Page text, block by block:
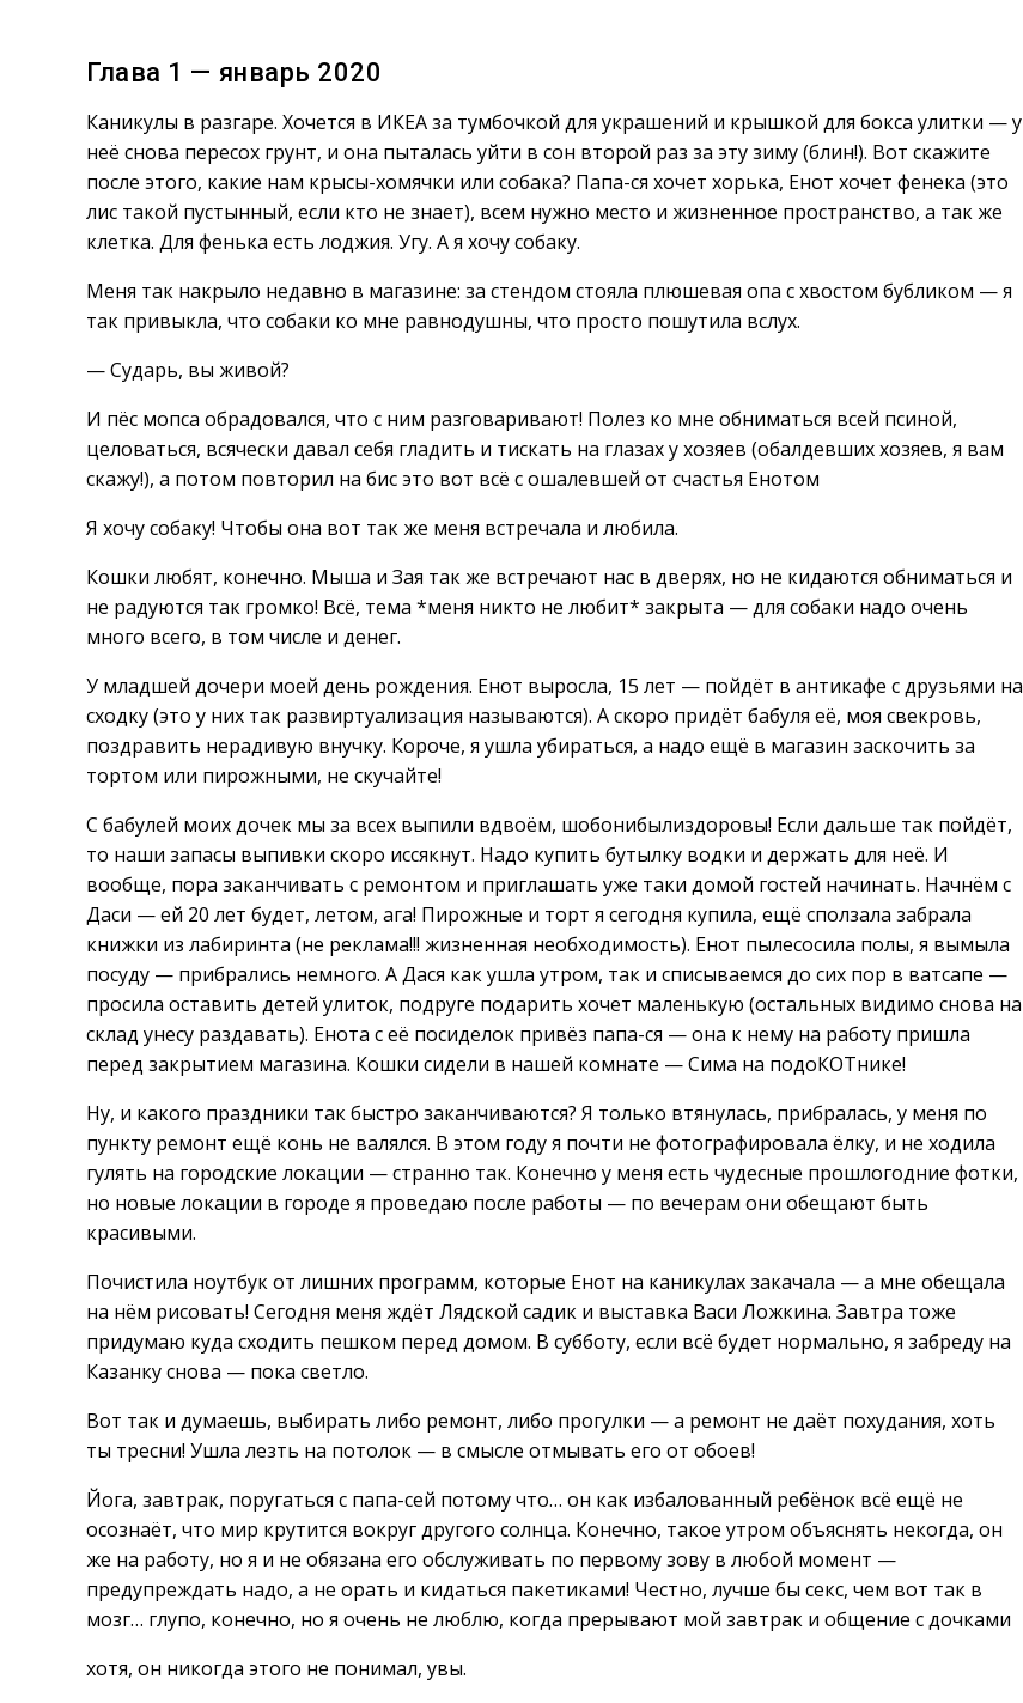
Глава 1 — январь 2020
Каникулы в разгаре. Хочется в ИКЕА за тумбочкой для украшений и крышкой для бокса улитки — у
неё снова пересох грунт, и она пыталась уйти в сон второй раз за эту зиму (блин!). Вот скажите
после этого, какие нам крысы-хомячки или собака? Папа-ся хочет хорька, Енот хочет фенека (это
лис такой пустынный, если кто не знает), всем нужно место и жизненное пространство, а так же
клетка. Для фенька есть лоджия. Угу. А я хочу собаку.
Меня так накрыло недавно в магазине: за стендом стояла плюшевая опа с хвостом бубликом — я
так привыкла, что собаки ко мне равнодушны, что просто пошутила вслух.
— Сударь, вы живой?
И пёс мопса обрадовался, что с ним разговаривают! Полез ко мне обниматься всей псиной,
целоваться, всячески давал себя гладить и тискать на глазах у хозяев (обалдевших хозяев, я вам
скажу!), а потом повторил на бис это вот всё с ошалевшей от счастья Енотом
Я хочу собаку! Чтобы она вот так же меня встречала и любила.
Кошки любят, конечно. Мыша и Зая так же встречают нас в дверях, но не кидаются обниматься и
не радуются так громко! Всё, тема *меня никто не любит* закрыта — для собаки надо очень
много всего, в том числе и денег.
У младшей дочери моей день рождения. Енот выросла, 15 лет — пойдёт в антикафе с друзьями на
сходку (это у них так развиртуализация называются). А скоро придёт бабуля её, моя свекровь,
поздравить нерадивую внучку. Короче, я ушла убираться, а надо ещё в магазин заскочить за
тортом или пирожными, не скучайте!
С бабулей моих дочек мы за всех выпили вдвоём, шобонибылиздоровы! Если дальше так пойдёт,
то наши запасы выпивки скоро иссякнут. Надо купить бутылку водки и держать для неё. И
вообще, пора заканчивать с ремонтом и приглашать уже таки домой гостей начинать. Начнём с
Даси — ей 20 лет будет, летом, ага! Пирожные и торт я сегодня купила, ещё сползала забрала
книжки из лабиринта (не реклама!!! жизненная необходимость). Енот пылесосила полы, я вымыла
посуду — прибрались немного. А Дася как ушла утром, так и списываемся до сих пор в ватсапе —
просила оставить детей улиток, подруге подарить хочет маленькую (остальных видимо снова на
склад унесу раздавать). Енота с её посиделок привёз папа-ся — она к нему на работу пришла
перед закрытием магазина. Кошки сидели в нашей комнате — Сима на подоКОТнике!
Ну, и какого праздники так быстро заканчиваются? Я только втянулась, прибралась, у меня по
пункту ремонт ещё конь не валялся. В этом году я почти не фотографировала ёлку, и не ходила
гулять на городские локации — странно так. Конечно у меня есть чудесные прошлогодние фотки,
но новые локации в городе я проведаю после работы — по вечерам они обещают быть
красивыми.
Почистила ноутбук от лишних программ, которые Енот на каникулах закачала — а мне обещала
на нём рисовать! Сегодня меня ждёт Лядской садик и выставка Васи Ложкина. Завтра тоже
придумаю куда сходить пешком перед домом. В субботу, если всё будет нормально, я забреду на
Казанку снова — пока светло.
Вот так и думаешь, выбирать либо ремонт, либо прогулки — а ремонт не даёт похудания, хоть
ты тресни! Ушла лезть на потолок — в смысле отмывать его от обоев!
Йога, завтрак, поругаться с папа-сей потому что… он как избалованный ребёнок всё ещё не
осознаёт, что мир крутится вокруг другого солнца. Конечно, такое утром объяснять некогда, он
же на работу, но я и не обязана его обслуживать по первому зову в любой момент —
предупреждать надо, а не орать и кидаться пакетиками! Честно, лучше бы секс, чем вот так в
мозг… глупо, конечно, но я очень не люблю, когда прерывают мой завтрак и общение с дочками
хотя, он никогда этого не понимал, увы.